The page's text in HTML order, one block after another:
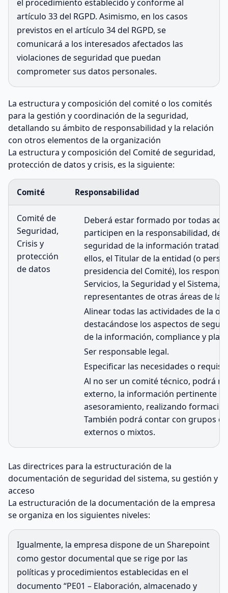
el procedimiento establecido y conforme al
artículo 33 del RGPD. Asimismo, en los casos
previstos en el artículo 34 del RGPD, se
comunicará a los interesados afectados las
violaciones de seguridad que puedan
comprometer sus datos personales.
La estructura y composición del comité o los comités
para la gestión y coordinación de la seguridad,
detallando su ámbito de responsabilidad y la relación
con otros elementos de la organización
La estructura y composición del Comité de seguridad,
protección de datos y crisis, es la siguiente:
Comité Responsabilidad
Comité de
Seguridad,
Crisis y
protección
de datos
Deberá estar formado por todas
participen en la responsabilidad,
seguridad de la información tratada
ellos, el Titular de la entidad (o
presidencia del Comité), los
Servicios, la Seguridad y el Sistema,
representantes de otras áreas de la
Alinear todas las actividades de la
destacándose los aspectos de
de la información, compliance y
Ser responsable legal.
Especificar las necesidades o
Al no ser un comité técnico, podrá
externo, la información pertinente
asesoramiento, realizando
También podrá contar con grupos
externos o mixtos.
Las directrices para la estructuración de la
documentación de seguridad del sistema, su gestión y
acceso
La estructuración de la documentación de la empresa
se organiza en los siguientes niveles:
Igualmente, la empresa dispone de un Sharepoint
como gestor documental que se rige por las
políticas y procedimientos establecidas en el
documento “PE01 – Elaboración, almacenado y